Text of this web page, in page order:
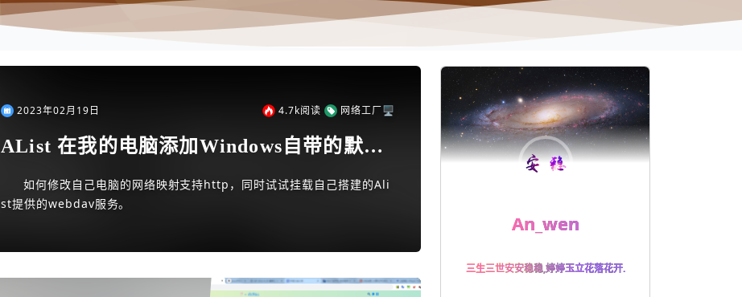
An_wen
三生三世安安稳稳,婷婷玉立花落花开.
2023年02月19日 4.7k阅读 网络工厂🖥️
AList 在我的电脑添加Windows自带的默认
如何修改自己电脑的网络映射支持http，同时试试挂载自己搭建的Ali
st提供的webdav服务。